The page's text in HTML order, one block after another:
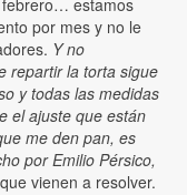
febrero… estamos
por mes y no le
Y no
repartir la torta sigue
y todas las medidas
el ajuste que están
me den pan, es
por Emilio Pérsico,
vienen a resolver.